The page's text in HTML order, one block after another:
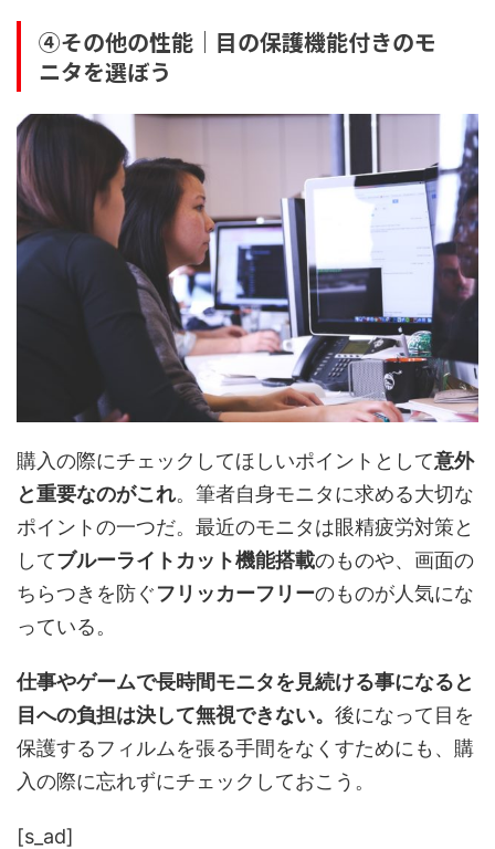
④その他の性能｜目の保護機能付きのモ
ニタを選ぼう
購入の際にチェックしてほしいポイントとして意外
と重要なのがこれ。筆者自身モニタに求める大切な
ポイントの一つだ。最近のモニタは眼精疲労対策と
してブルーライトカット機能搭載のものや、画面の
ちらつきを防ぐフリッカーフリーのものが人気にな
っている。
仕事やゲームで長時間モニタを見続ける事になると
目への負担は決して無視できない。 後になって目を
保護するフィルムを張る手間をなくすためにも、購
入の際に忘れずにチェックしておこう。
[s_ad]